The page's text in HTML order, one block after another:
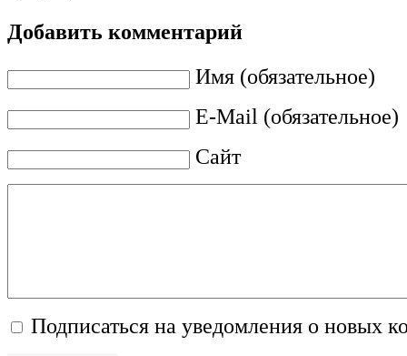
Добавить комментарий
Имя (обязательное)
E-Mail (обязательное)
Сайт
Подписаться на уведомления о новых